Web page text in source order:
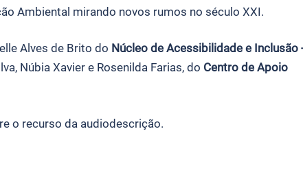
Ambiental mirando novos rumos no século XXI.
Alves de Brito do Núcleo de Acessibilidade e Inclusão
Núbia Xavier e Rosenilda Farias, do Centro de Apoio
o recurso da audiodescrição.